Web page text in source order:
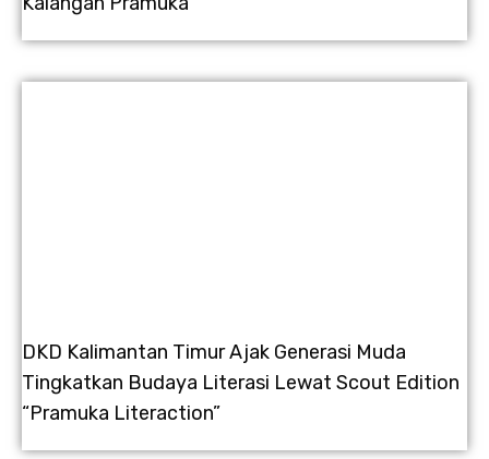
DKD Kalimantan Timur Ajak Generasi Muda
Tingkatkan Budaya Literasi Lewat Scout Edition
“Pramuka Literaction”